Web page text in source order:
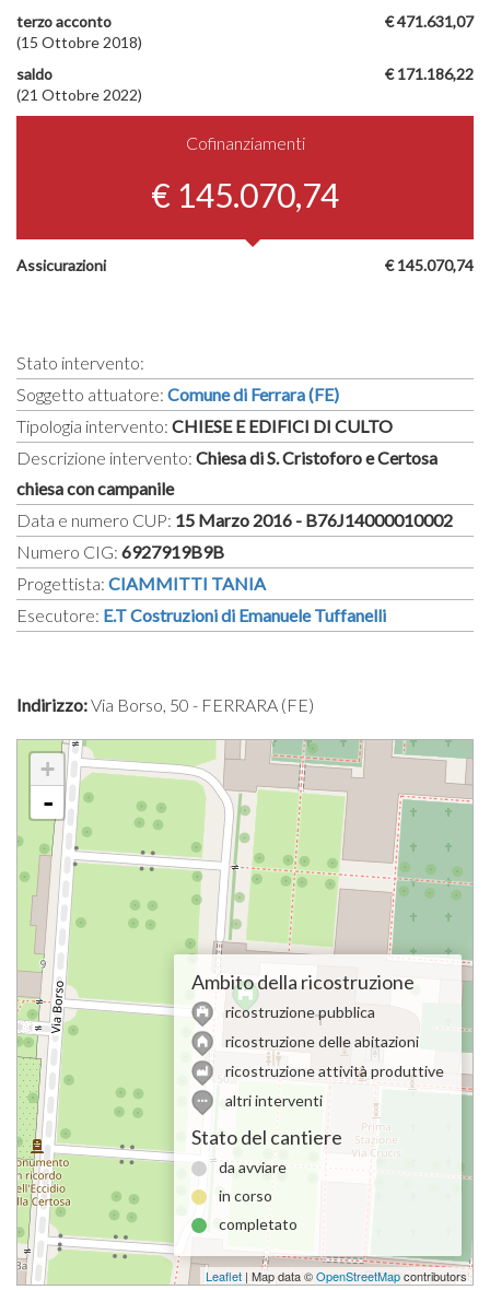
€ 471.631,07
terzo acconto
(15 Ottobre 2018)
€ 171.186,22
saldo
(21 Ottobre 2022)
Cofinanziamenti
€ 145.070,74
€ 145.070,74
Assicurazioni
Stato intervento:
Soggetto attuatore: Comune di Ferrara (FE)
Tipologia intervento: CHIESE E EDIFICI DI CULTO
Descrizione intervento: Chiesa di S. Cristoforo e Certosa
chiesa con campanile
Data e numero CUP: 15 Marzo 2016 - B76J14000010002
Numero CIG: 6927919B9B
Progettista: CIAMMITTI TANIA
Esecutore: E.T Costruzioni di Emanuele Tuffanelli
Indirizzo:Via Borso, 50 - FERRARA (FE)
+
-
Ambito della ricostruzione
ricostruzione pubblica
ricostruzione delle abitazioni
ricostruzione attività produttive
altri interventi
Stato del cantiere
da avviare
in corso
completato
Leaflet | Map data ©OpenStreetMapcontributors